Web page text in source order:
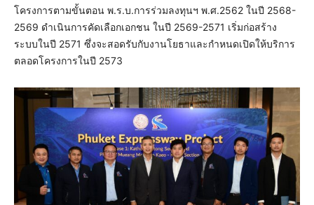
โครงการตามขั้นตอน พ.ร.บ.การร่วมลงทุนฯ พ.ศ.2562 ในปี 2568-
2569 ดำเนินการคัดเลือกเอกชน ในปี 2569-2571 เริ่มก่อสร้าง
ระบบในปี 2571 ซึ่งจะสอดรับกับงานโยธาและกำหนดเปิดให้บริการ
ตลอดโครงการในปี 2573